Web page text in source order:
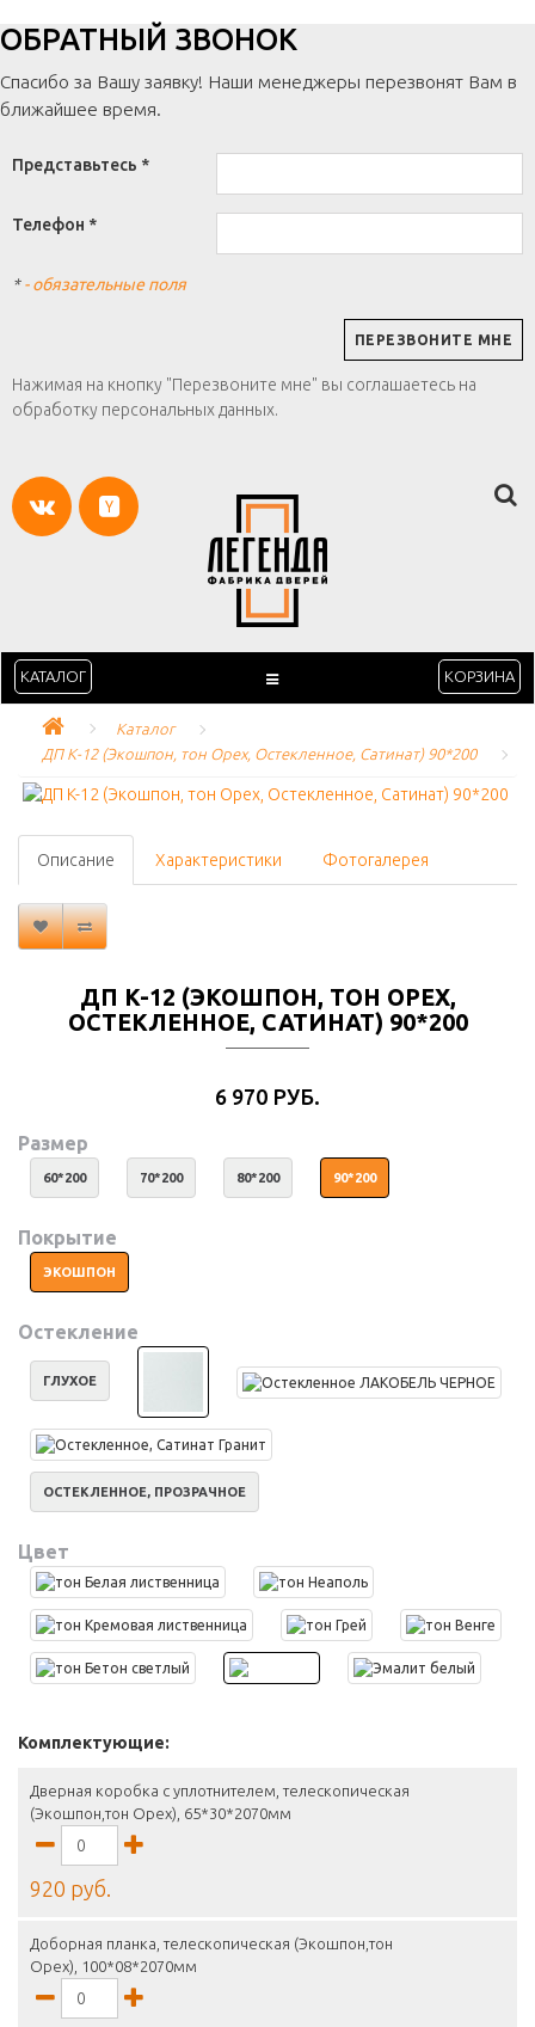
ОБРАТНЫЙ ЗВОНОК
Спасибо за Вашу заявку! Наши менеджеры перезвонят Вам в
ближайшее время.
Представьтесь *
Телефон *
*- обязательные поля
Нажимая на кнопку "Перезвоните мне" вы соглашаетесь на
обработку персональных данных.
КАТАЛОГ КОРЗИНА
Каталог
ДП K-12 (Экошпон, тон Орех, Остекленное, Сатинат) 90*200
Описание Характеристики Фотогалерея
ДП K-12 (ЭКОШПОН, ТОН ОРЕХ,
ОСТЕКЛЕННОЕ, САТИНАТ) 90*200
6 970 РУБ.
Размер
60*200 70*200 80*200 90*200
Покрытие
ЭКОШПОН
Остекление
ГЛУХОЕ
ОСТЕКЛЕННОЕ, ПРОЗРАЧНОЕ
Цвет
Комплектующие:
Дверная коробка с уплотнителем, телескопическая
(Экошпон,тон Орех), 65*30*2070мм
920 руб.
Доборная планка, телескопическая (Экошпон,тон
Орех), 100*08*2070мм